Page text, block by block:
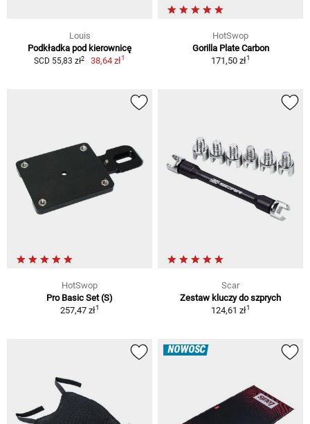
Louis
Podkładka pod kierownicę
SCD 55,83 zł2 38,64 zł1
HotSwop
Gorilla Plate Carbon
171,50 zł1
HotSwop
Pro Basic Set (S)
257,47 zł1
Scar
Zestaw kluczy do szprych
124,61 zł1
NOWOŚĆ